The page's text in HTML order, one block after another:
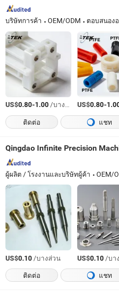
บริษัทการค้า OEM/ODM ตอบสนอง
US$0.80-1.00/บางส่วน US$0.80-
ติดต่อ
แชท
Qingdao Infinite Precision
ผู้ผลิต / โรงงานและบริษัทผู้ค้า OEM/
US$0.10/บางส่วน US$0.10/บา
ติดต่อ
แชท